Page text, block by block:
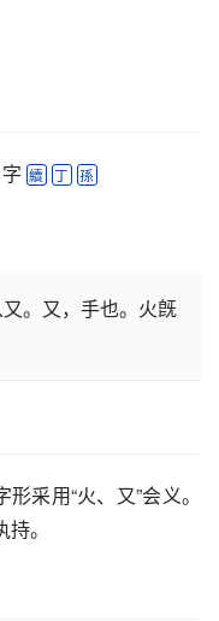
字 續 丁 孫
。又，手也。火旣
采用“火、又”会义。
。